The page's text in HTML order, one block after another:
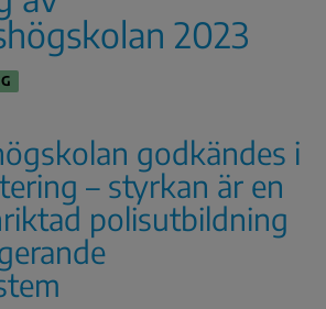
2023
godkändes i
– styrkan är en
polisutbildning